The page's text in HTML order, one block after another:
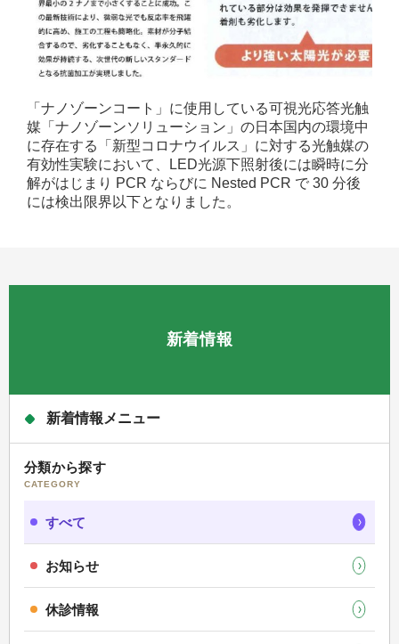
「ナノゾーンコート」に使用している可視光応答光触
媒「ナノゾーンソリューション」の日本国内の環境中
に存在する「新型コロナウイルス」に対する光触媒の
有効性実験において、LED光源下照射後には瞬時に分
解がはじまり PCR ならびに Nested PCR で 30 分後
には検出限界以下となりました。
新着情報
新着情報メニュー
分類から探す
CATEGORY
すべて
お知らせ
休診情報